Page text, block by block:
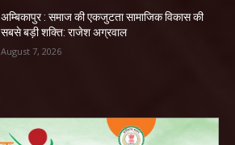
अम्बिकापुर : समाज की एकजुटता सामाजिक विकास की
सबसे बड़ी शक्ति: राजेश अग्रवाल
August 7, 2026